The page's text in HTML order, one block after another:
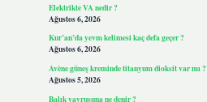
Elektrikte VA nedir ?
Ağustos 6, 2026
Kur’an’da yevm kelimesi kaç defa geçer ?
Ağustos 6, 2026
Avène güneş kreminde titanyum dioksit var mı ?
Ağustos 5, 2026
Balık yavrusuna ne denir ?